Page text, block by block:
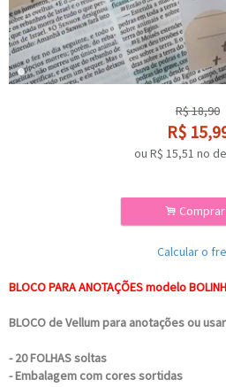
R$18,90
R$
ou R$ 15,51 no
. Comprar
Calcular o
BLOCO PARA ANOTAÇÕES modelo
BLOCO de Vellum para anotações ou
- 20 FOLHAS soltas
- Embalagem com cores sortidas